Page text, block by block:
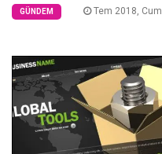
GÜNDEM Tem 2018, Cum